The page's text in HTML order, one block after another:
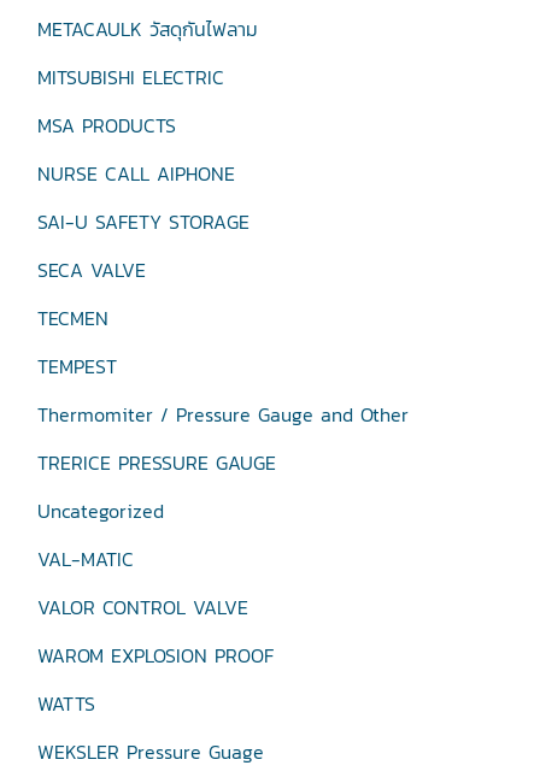
METACAULK วัสดุกันไฟลาม
MITSUBISHI ELECTRIC
MSA PRODUCTS
NURSE CALL AIPHONE
SAI-U SAFETY STORAGE
SECA VALVE
TECMEN
TEMPEST
Thermomiter / Pressure Gauge and Other
TRERICE PRESSURE GAUGE
Uncategorized
VAL-MATIC
VALOR CONTROL VALVE
WAROM EXPLOSION PROOF
WATTS
WEKSLER Pressure Guage